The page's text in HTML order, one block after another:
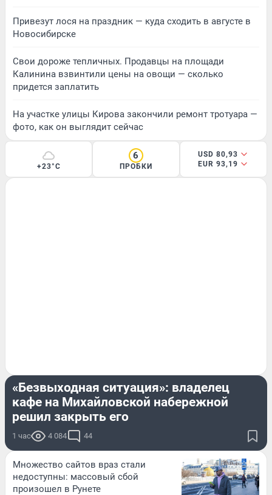
Привезут лося на праздник — куда сходить в августе в
Новосибирске
Свои дороже тепличных. Продавцы на площади
Калинина взвинтили цены на овощи — сколько
придется заплатить
На участке улицы Кирова закончили ремонт тротуара —
фото, как он выглядит сейчас
+23°C
6
ПРОБКИ
USD 80,93
EUR 93,19
«Безвыходная ситуация»: владелец
кафе на Михайловской набережной
решил закрыть его
1 час 4 084 44
Множество сайтов враз стали
недоступны: массовый сбой
произошел в Рунете